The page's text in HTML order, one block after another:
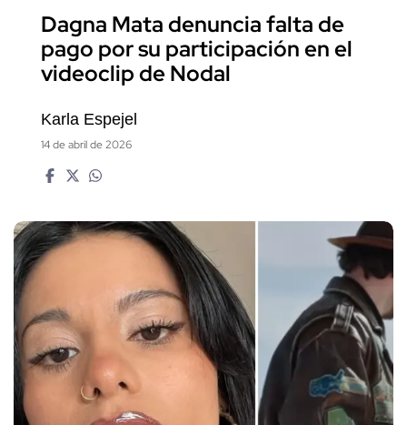
Dagna Mata denuncia falta de
pago por su participación en el
videoclip de Nodal
Karla Espejel
14 de abril de 2026